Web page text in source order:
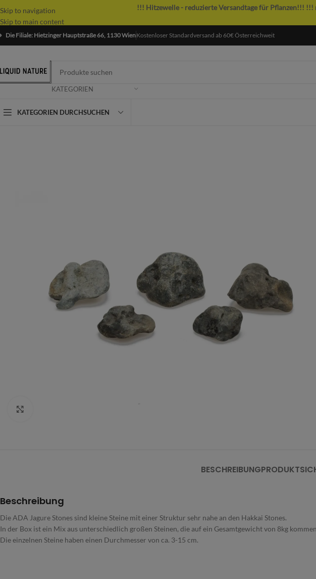
Skip to navigation
Skip to main content
!!! Hitzewelle - reduzierte Versandtage für Pflanzen!!! !!!
Die Filiale: Hietzinger Hauptstraße 66, 1130 WienKostenloser Standardversand ab 60€ Österreichweit
KATEGORIEN
KATEGORIEN DURCHSUCHEN
BESCHREIBUNG
Beschreibung
Die ADA Jagure Stones sind kleine Steine mit einer Struktur sehr nahe an den Hakkai Stones.
In der Box ist ein Mix aus unterschiedlich großen Steinen, die auf ein Gesamtgewicht von 8kg
Die einzelnen Steine haben einen Durchmesser von ca. 3-15 cm.